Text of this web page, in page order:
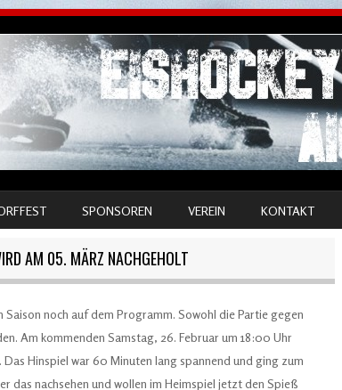
SPONSOREN VEREIN KONTAKT
AM 05. MÄRZ NACHGEHOLT
noch auf dem Programm. Sowohl die Partie gegen
Am kommenden Samstag, 26. Februar um 18:00 Uhr
Hinspiel war 60 Minuten lang spannend und ging zum
das nachsehen und wollen im Heimspiel jetzt den Spieß